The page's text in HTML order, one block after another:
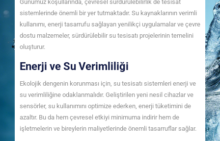
Günümüz koşullarında, çevresel sürdürülebilirlik de tesisat
sistemlerinde önemli bir yer tutmaktadır. Su kaynaklarının verimli
kullanımı, enerji tasarrufu sağlayan yenilikçi uygulamalar ve çevre
dostu malzemeler, sürdürülebilir su tesisatı projelerinin temelini
oluşturur.
Enerji ve Su Verimliliği
Ekolojik dengenin korunması için, su tesisatı sistemleri enerji ve
su verimliliğine odaklanmalıdır. Geliştirilen yeni nesil cihazlar ve
sensörler, su kullanımını optimize ederken, enerji tüketimini de
azaltır. Bu da hem çevresel etkiyi minimuma indirir hem de
işletmelerin ve bireylerin maliyetlerinde önemli tasarruflar sağlar.